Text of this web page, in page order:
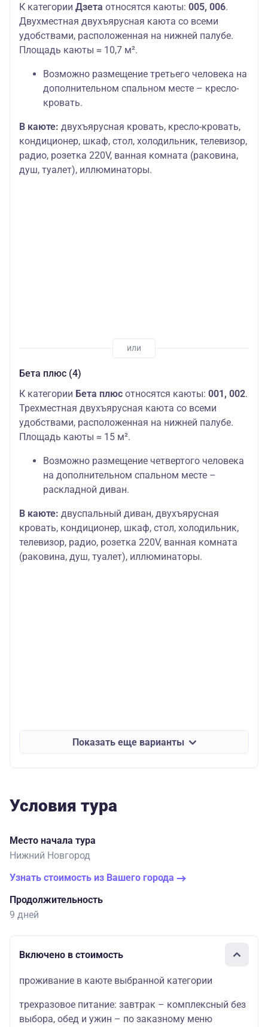
К категории Дзета относятся каюты: 005, 006.
Двухместная двухъярусная каюта со всеми
удобствами, расположенная на нижней палубе.
Площадь каюты ≈ 10,7 м².
Возможно размещение третьего человека на
дополнительном спальном месте – кресло-
кровать.
В каюте: двухъярусная кровать, кресло-кровать,
кондиционер, шкаф, стол, холодильник, телевизор,
радио, розетка 220V, ванная комната (раковина,
душ, туалет), иллюминаторы.
Бета плюс (4)
К категории Бета плюс относятся каюты: 001, 002.
Трехместная двухъярусная каюта со всеми
удобствами, расположенная на нижней палубе.
Площадь каюты ≈ 15 м².
Возможно размещение четвертого человека
на дополнительном спальном месте –
раскладной диван.
В каюте: двуспальный диван, двухъярусная
кровать, кондиционер, шкаф, стол, холодильник,
телевизор, радио, розетка 220V, ванная комната
(раковина, душ, туалет), иллюминаторы.
Показать еще варианты
Условия тура
Место начала тура
Нижний Новгород
Узнать стоимость из Вашего города
Продолжительность
9 дней
Включено в стоимость
проживание в каюте выбранной категории
трехразовое питание: завтрак – комплексный без
выбора, обед и ужин – по заказному меню